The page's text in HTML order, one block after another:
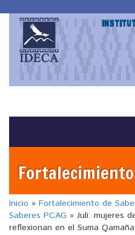
Inicio » Fortalecimiento de
Saberes PCAG » Juli: mujeres
reflexionan en el Suma